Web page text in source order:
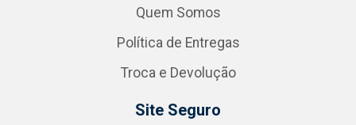
Quem Somos
Política de Entregas
Troca e Devolução
Site Seguro